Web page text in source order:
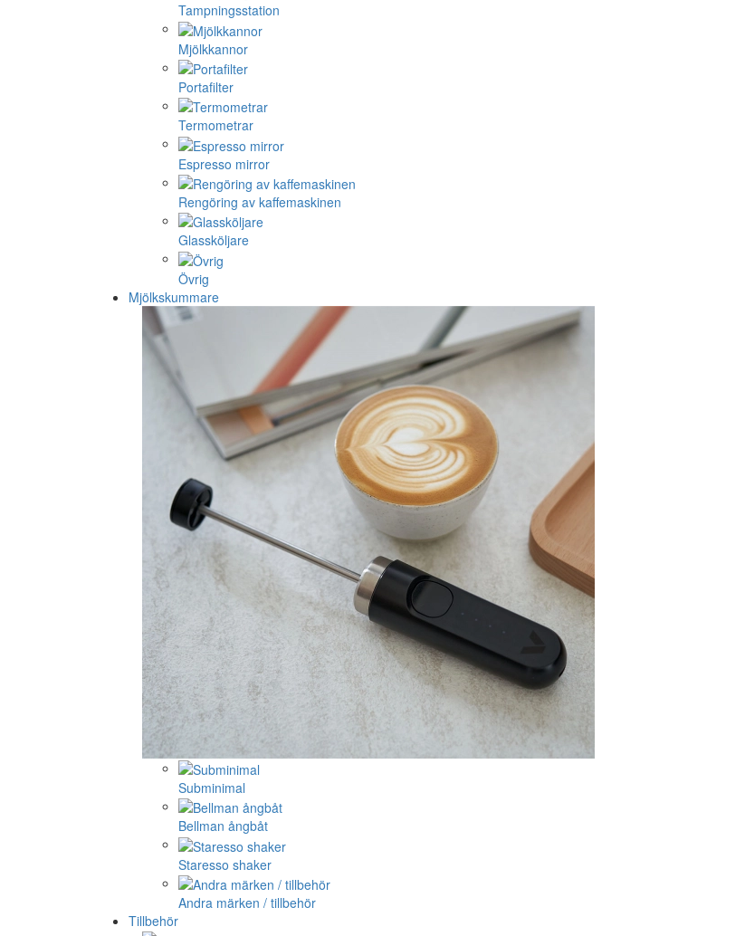
Tampningsstation
Mjölkkannor
Portafilter
Termometrar
Espresso mirror
Rengöring av kaffemaskinen
Glassköljare
Övrig
Mjölkskummare
Subminimal
Bellman ångbåt
Staresso shaker
Andra märken / tillbehör
Tillbehör